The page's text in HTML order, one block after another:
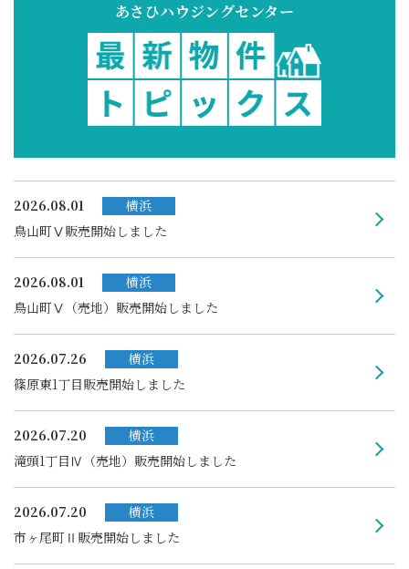
あさひハウジングセンター
2026.08.01
横浜
鳥山町Ⅴ販売開始しました
2026.08.01
横浜
鳥山町Ⅴ（売地）販売開始しました
2026.07.26
横浜
篠原東1丁目販売開始しました
2026.07.20
横浜
滝頭1丁目Ⅳ（売地）販売開始しました
2026.07.20
横浜
市ヶ尾町Ⅱ販売開始しました